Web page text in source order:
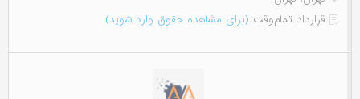
قرارداد تمام‌وقت (برای مشاهده حقوق وارد شوید)